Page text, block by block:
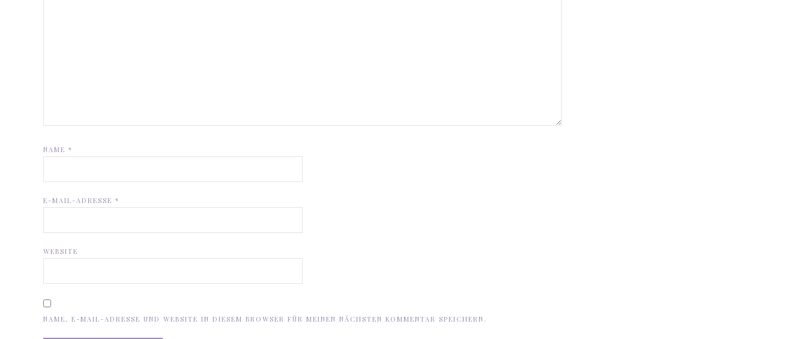
NAME *
E-MAIL-ADRESSE *
WEBSITE
NAME, E-MAIL-ADRESSE UND WEBSITE IN DIESEM BROWSER FÜR MEINEN NÄCHSTEN KOMMENTAR SPEICHERN.